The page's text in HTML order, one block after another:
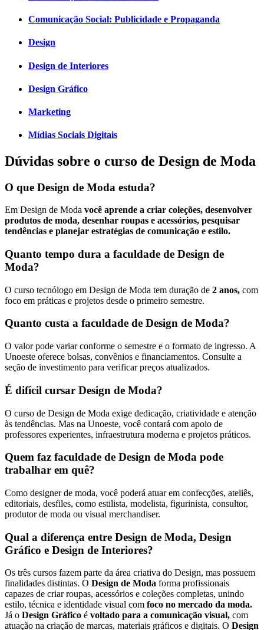
Comunicação Social: Publicidade e Propaganda
Design
Design de Interiores
Design Gráfico
Marketing
Mídias Sociais Digitais
Dúvidas sobre o curso de Design de Moda
O que Design de Moda estuda?
Em Design de Moda você aprende a criar coleções, desenvolver
produtos de moda, desenhar roupas e acessórios, pesquisar
tendências e planejar estratégias de comunicação e estilo.
Quanto tempo dura a faculdade de Design de
Moda?
O curso tecnólogo em Design de Moda tem duração de 2 anos, com
foco em práticas e projetos desde o primeiro semestre.
Quanto custa a faculdade de Design de Moda?
O valor pode variar conforme o semestre e o formato de ingresso. A
Unoeste oferece bolsas, convênios e financiamentos. Consulte a
seção de investimento para verificar preços atualizados.
É difícil cursar Design de Moda?
O curso de Design de Moda exige dedicação, criatividade e atenção
às tendências. Mas na Unoeste, você contará com apoio de
professores experientes, infraestrutura moderna e projetos práticos.
Quem faz faculdade de Design de Moda pode
trabalhar em quê?
Como designer de moda, você poderá atuar em confecções, ateliês,
editoriais, desfiles, como estilista, modelista, figurinista, consultor,
produtor de moda ou visual merchandiser.
Qual a diferença entre Design de Moda, Design
Gráfico e Design de Interiores?
Os três cursos fazem parte da área criativa do Design, mas possuem
finalidades distintas. O Design de Moda forma profissionais
capazes de criar roupas, acessórios e coleções completas, unindo
estilo, técnica e identidade visual com foco no mercado da moda.
Já o Design Gráfico é voltado para a comunicação visual, com
atuação na criação de marcas, materiais gráficos e digitais. O Design